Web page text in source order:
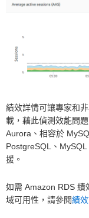
績效詳情可讓專家和
載，藉此偵測效能問
Aurora、相容於
PostgreSQL、
援。
如需 Amazon RDS 績
域可用性，請參閱績